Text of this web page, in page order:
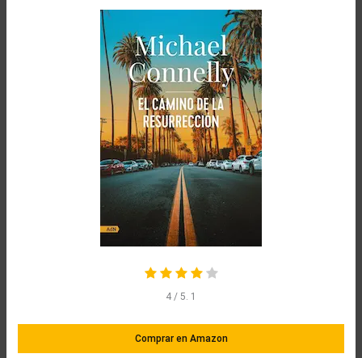
4 / 5. 1
Comprar en Amazon